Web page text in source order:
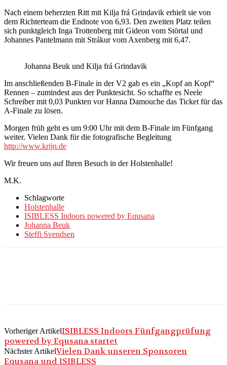
Nach einem beherzten Ritt mit Kilja frá Grindavik erhielt sie von
dem Richterteam die Endnote von 6,93. Den zweiten Platz teilen
sich punktgleich Inga Trottenberg mit Gideon vom Störtal und
Johannes Pantelmann mit Strákur vom Axenberg mit 6,47.
Johanna Beuk und Kilja frá Grindavik
Im anschließenden B-Finale in der V2 gab es ein „Kopf an Kopf“
Rennen – zumindest aus der Punktesicht. So schaffte es Neele
Schreiber mit 0,03 Punkten vor Hanna Damouche das Ticket für das
A-Finale zu lösen.
Morgen früh geht es um 9:00 Uhr mit dem B-Finale im Fünfgang
weiter. Vielen Dank für die fotografische Begleitung
http://www.krijn.de
Wir freuen uns auf Ihren Besuch in der Holstenhalle!
M.K.
Schlagworte
Holstenhalle
ISIBLESS Indoors powered by Equsana
Johanna Beuk
Steffi Svendsen
Vorheriger ArtikelISIBLESS Indoors Fünfgangprüfung
powered by Equsana startet
Nächster ArtikelVielen Dank unseren Sponsoren
Equsana und ISIBLESS